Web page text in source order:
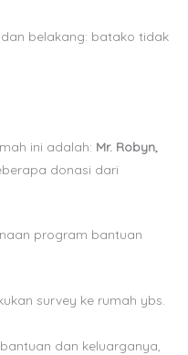
belakang: batako tidak
ini adalah: Mr. Robyn,
donasi dari
program bantuan
survey ke rumah ybs.
dan keluarganya,